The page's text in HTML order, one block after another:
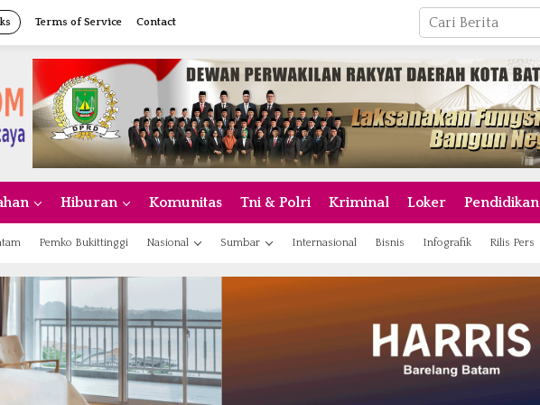
Terms of Service Contact
Hiburan Komunitas Tni & Polri Kriminal Loker Pendidikan
Pemko Bukittinggi Nasional Sumbar Internasional Bisnis Infografik Rilis Pers